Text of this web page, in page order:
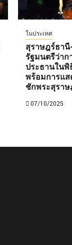
ในประเทศ
สุราษฎร์ธา
รัฐมนตรีว่าก
ประธานในพิ
พร้อมการแส
ชักพระสุรา
07/10/2025